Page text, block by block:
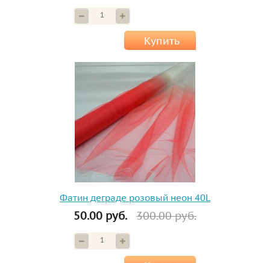
Купить
Фатин деграде розовый неон 40L
50.00 руб. 300.00 руб.